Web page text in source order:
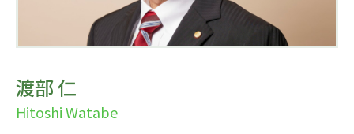
渡部 仁
Hitoshi Watabe